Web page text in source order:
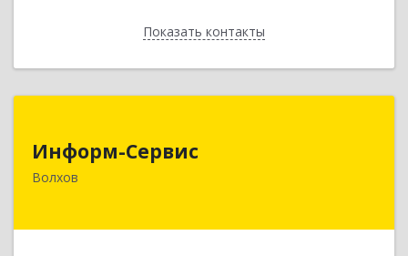
Показать контакты
Назад
Информ-Сервис
Волхов
187400, Ленинградская обл, Волхов г,
Подробнее